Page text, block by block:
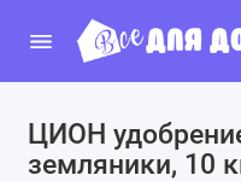
ЦИОН
земляники, 10